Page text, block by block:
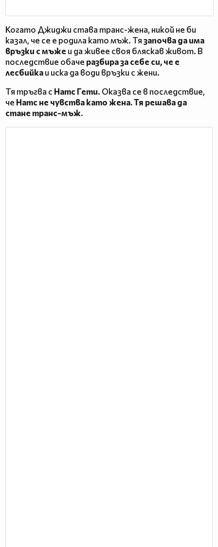
Когато Джиджи става транс-жена, никой не би
казал, че се е родила като мъж. Тязапочва да има
връзки с мъже и да живее своя бляскав живот. В
последствие обаче разбира за себе си, че е
лесбийкаи иска да води връзки с жени.
Тя тръгва с Натс Гети. Оказва се в последствие,
че Натс не чувства като жена. Тя решава да
стане транс-мъж.